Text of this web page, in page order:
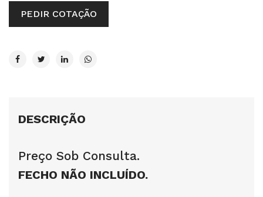
PEDIR COTAÇÃO
DESCRIÇÃO
Preço Sob Consulta.
FECHO NÃO INCLUÍDO.